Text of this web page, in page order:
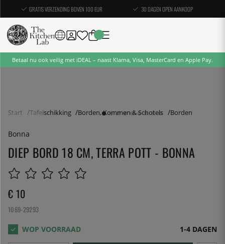
GRATIS VERZENDING BOVEN 100 EUR 30 DAGEN OPEN AANKOOP
Betaal nu ook veilig met iDEAL – naast Klarna, Visa, MasterCard en Apple Pay.
Start Tafelschikking Borden, Kommen & Schotels Borden
Bonna
DIEP BORD 18 CM, TERRA POTT - BONNA
€ 10
1069-29293
1-4 DAGEN